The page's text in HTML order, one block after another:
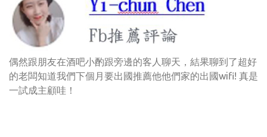
偶然跟朋友在酒吧小酌跟旁邊的客人聊天，結果聊到了超好
的老闆知道我們下個月要出國推薦他他們家的出國wifi! 真是
一試成主顧哇！